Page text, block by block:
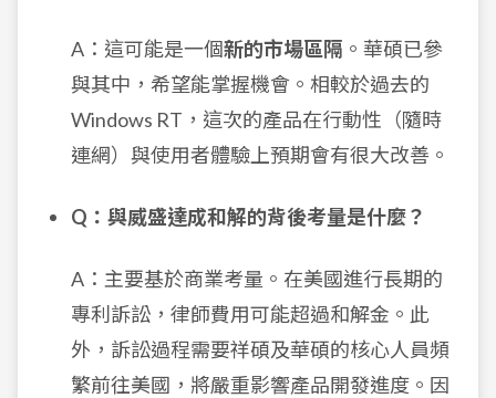
A：這可能是一個新的市場區隔 。華碩已參
與其中，希望能掌握機會。相較於過去的
Windows RT，這次的產品在行動性（隨時
連網）與使用者體驗上預期會有很大改善。
Q：與威盛達成和解的背後考量是什麼？
A：主要基於商業考量。在美國進行長期的
專利訴訟，律師費用可能超過和解金。此
外，訴訟過程需要祥碩及華碩的核心人員頻
繁前往美國，將嚴重影響產品開發進度。因